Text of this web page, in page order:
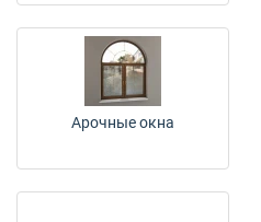
+380 (67)
RU
Арочные окна